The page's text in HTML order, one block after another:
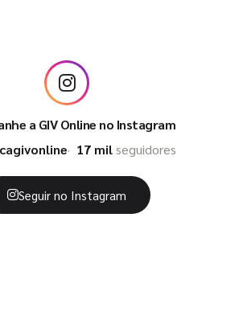
a GIV Online no Instagram
17 milseguidores
Seguir no Instagram